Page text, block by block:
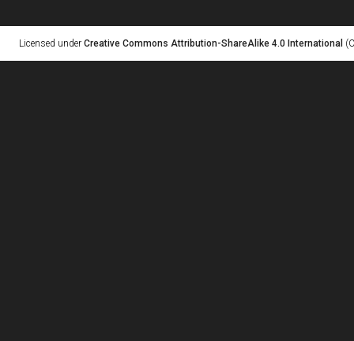
Licensed under Creative Commons Attribution-ShareAlike 4.0 International